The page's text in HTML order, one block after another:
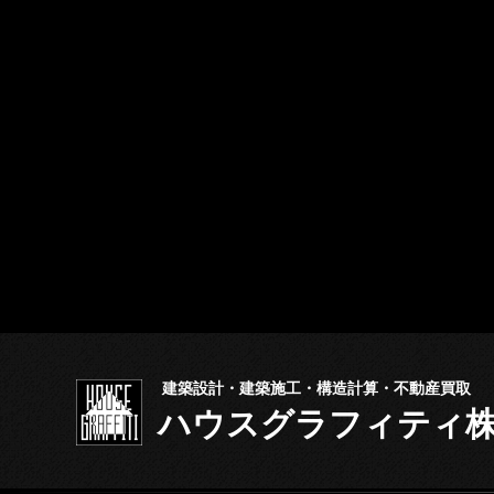
建築設計・建築施工・構造計算・不動産買取
ハウスグラフィテ